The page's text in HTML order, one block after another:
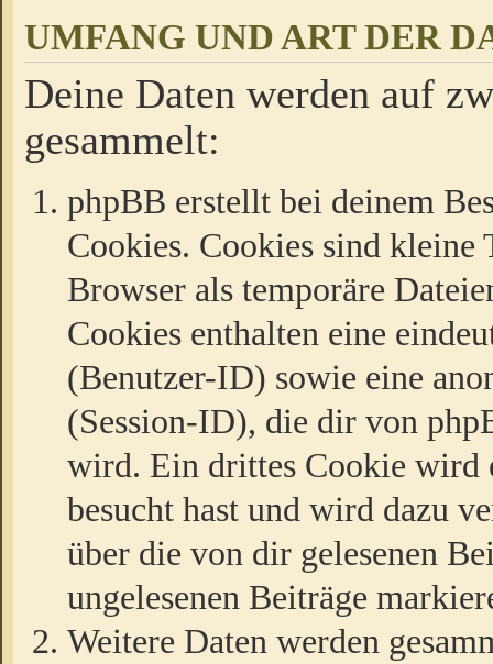
UMFANG UND ART DER
Deine Daten werden auf
gesammelt:
phpBB erstellt bei deinem
Cookies. Cookies sind kleine
Browser als temporäre
Cookies enthalten eine
(Benutzer-ID) sowie eine
(Session-ID), die dir von
wird. Ein drittes Cookie wird
besucht hast und wird dazu
über die von dir gelesenen
ungelesenen Beiträge
Weitere Daten werden